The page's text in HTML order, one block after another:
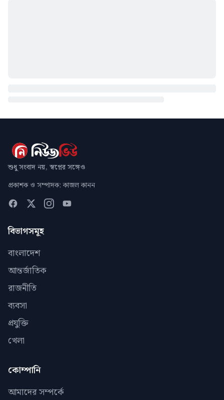
শুধু সংবাদ নয়, স্বপ্নের সঙ্গেও
প্রকাশক ও সম্পাদক: কাজল কানন
বিভাগসমূহ
বাংলাদেশ
আন্তর্জাতিক
রাজনীতি
ব্যবসা
প্রযুক্তি
খেলা
কোম্পানি
আমাদের সম্পর্কে